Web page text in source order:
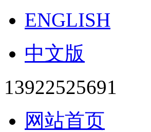
ENGLISH
中文版
13922525691
网站首页